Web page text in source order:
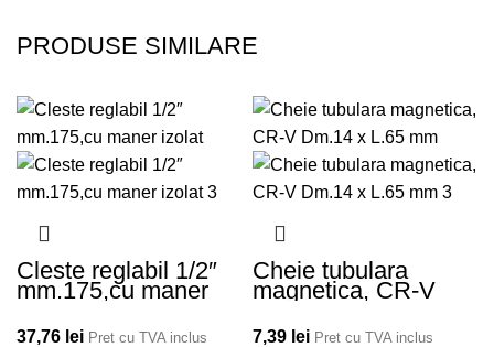
PRODUSE SIMILARE
Cleste reglabil 1/2″
mm.175,cu maner
37,76 lei Pret cu TVA inclus
Cheie tubulara
magnetica, CR-V
Dm.14 x L.65 mm
7,39 lei Pret cu TVA inclus